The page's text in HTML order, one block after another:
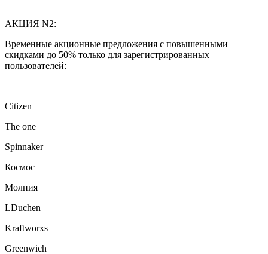
АКЦИЯ N2:
Временные акционные предложения с повышенными
скидками до 50% только для зарегистрированных
пользователей:
Citizen
The one
Spinnaker
Космос
Молния
LDuchen
Kraftworxs
Greenwich